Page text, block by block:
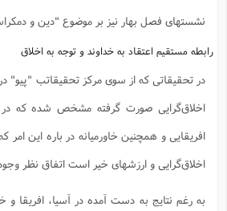
نشستهای فصل بهار نیز بر موضوع "دین و
رابطه مستقیم اعتقاد به خداوند و توجه به اخلاق‌
در تحقیقاتی که از سوی مرکز تحقیقاتب "پیو"
اخلاق‌گرایی صورت گرفته مشخص شده که در
افریقایی و همچنین خاورمیانه در باره این امر
اخلاق‌گرایی و ارزشهای خیر است اتفاق نظر وجود
به رغم نتایج به دست آمده در آسیا، افریقا و